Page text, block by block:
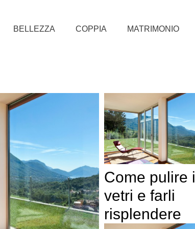
BELLEZZA COPPIA MATRIMONIO
Come pulire i
vetri e farli
risplendere